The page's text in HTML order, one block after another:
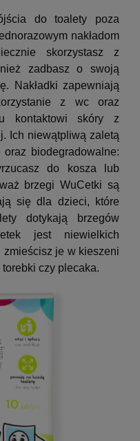
do toalety poza
nakładom
skorzystasz z
zadbasz o swoją
Nakładki zapewniają
z wc oraz
kontaktowi skóry z
Ich niewątpliwą zaletą
biodegradowalne:
do kosza lub
brzegi WuCetki są
się dla dzieci, które
dotykają brzegów
jest niewielkich
zmieścisz je w kieszeni
czy plecaka.